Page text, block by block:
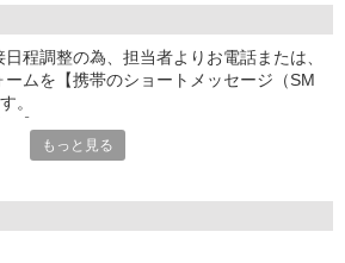
程調整の為、担当者よりお電話または、
ムを【携帯のショートメッセージ（SM
。
話より応募ください。
職種のみとなります。
もっと見る